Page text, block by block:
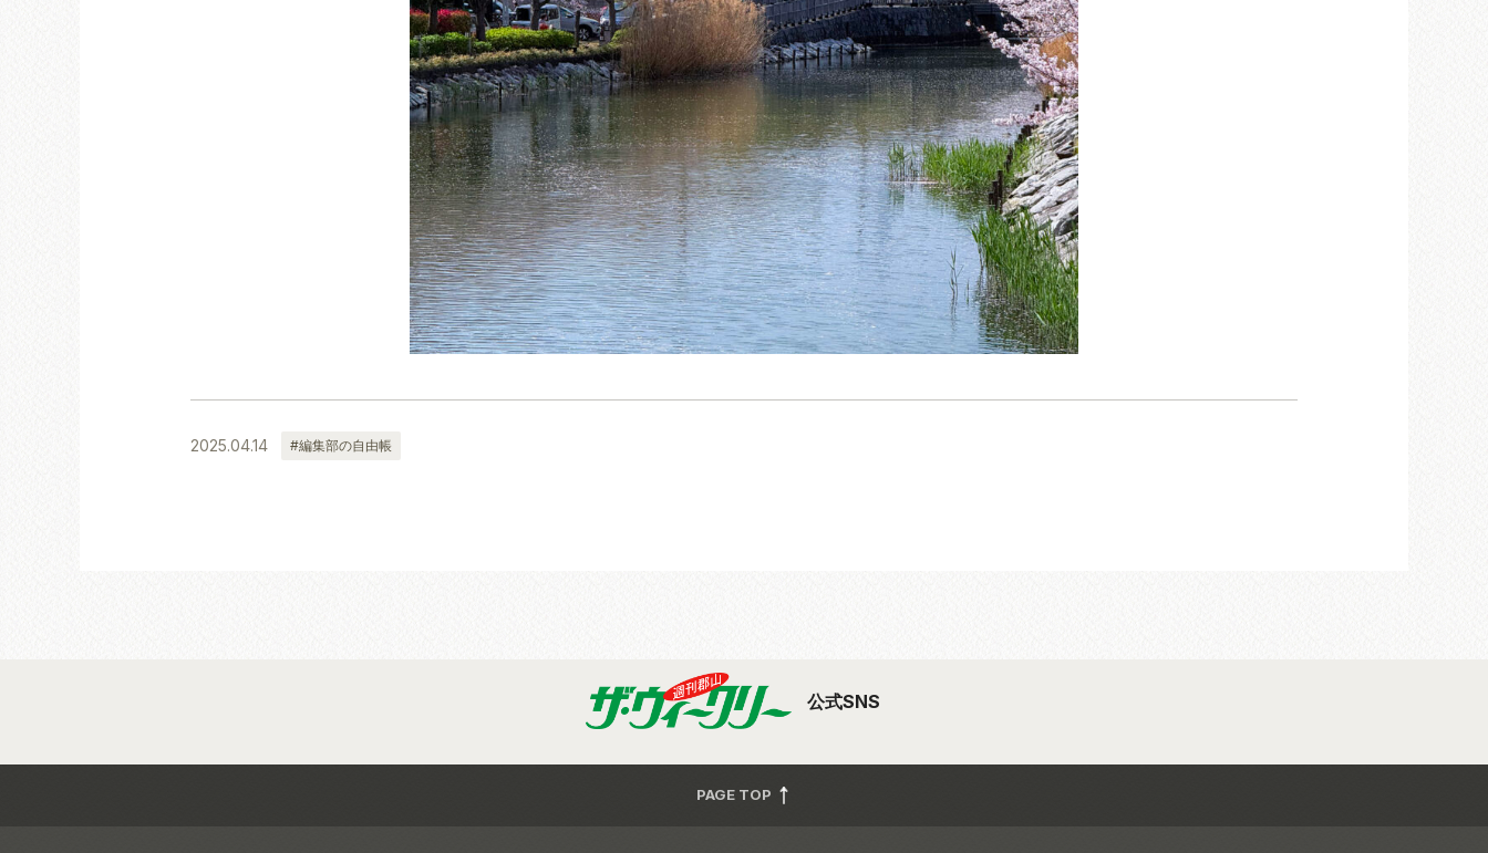
2025.04.14 #編集部の自由帳
公式SNS
PAGE TOP